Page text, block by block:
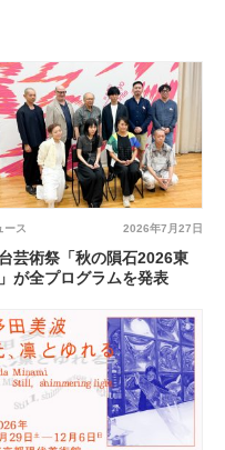
2026年7月27日
ース
芸術祭「秋の隕石2026東
が全プログラムを発表